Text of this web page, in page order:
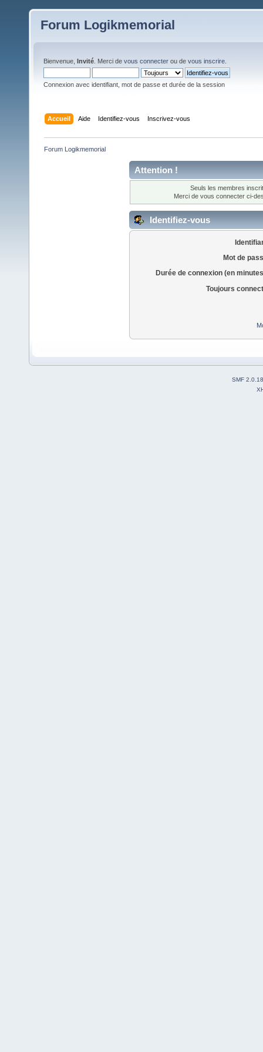
Forum Logikmemorial
Bienvenue, Invité . Merci de vous connecter ou de vous inscrire
Connexion avec identifiant, mot de passe et durée de la session
Accueil Aide Identifiez-vous Inscrivez-vous
Forum Logikmemorial
Attention !
Seuls les membres
Merci de vous connecter ci-
Identifiez-vous
Mot de
Durée de connexion (en
Toujours
SMF 2.0.18